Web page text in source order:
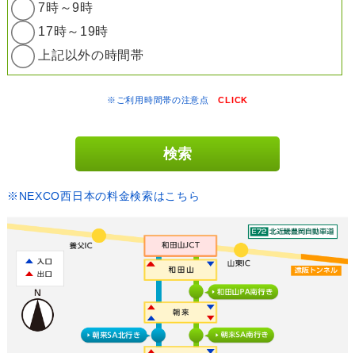
7時～9時
17時～19時
上記以外の時間帯
※ご利用時間帯の注意点CLICK
※NEXCO西日本の料金検索はこちら